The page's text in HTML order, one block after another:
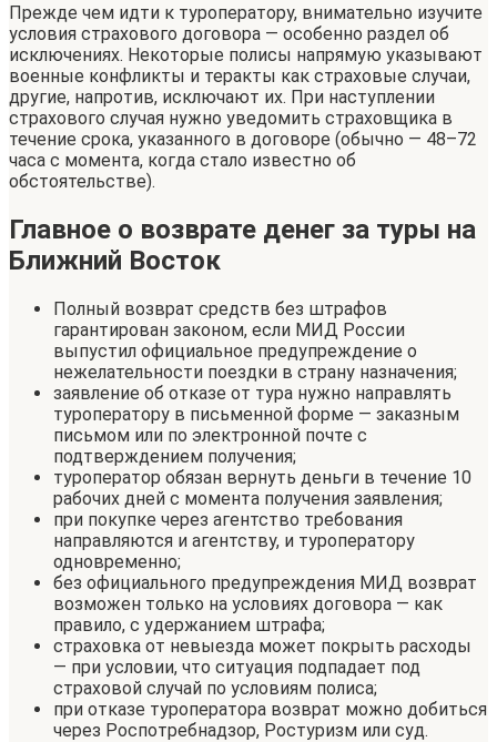
Прежде чем идти к туроператору, внимательно изучите
условия страхового договора — особенно раздел об
исключениях. Некоторые полисы напрямую указывают
военные конфликты и теракты как страховые случаи,
другие, напротив, исключают их. При наступлении
страхового случая нужно уведомить страховщика в
течение срока, указанного в договоре (обычно — 48–72
часа с момента, когда стало известно об
обстоятельстве).
Главное о возврате денег за туры на
Ближний Восток
Полный возврат средств без штрафов
гарантирован законом, если МИД России
выпустил официальное предупреждение о
нежелательности поездки в страну назначения;
заявление об отказе от тура нужно направлять
туроператору в письменной форме — заказным
письмом или по электронной почте с
подтверждением получения;
туроператор обязан вернуть деньги в течение 10
рабочих дней с момента получения заявления;
при покупке через агентство требования
направляются и агентству, и туроператору
одновременно;
без официального предупреждения МИД возврат
возможен только на условиях договора — как
правило, с удержанием штрафа;
страховка от невыезда может покрыть расходы
— при условии, что ситуация подпадает под
страховой случай по условиям полиса;
при отказе туроператора возврат можно добиться
через Роспотребнадзор, Ростуризм или суд.